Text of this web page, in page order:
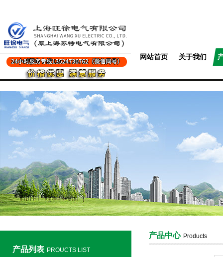
网站首页 关于我们
产品列表 PROUCTS LIST
产品中心 Products